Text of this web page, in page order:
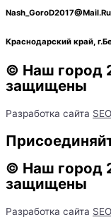
Nash_GoroD2017@Mail.Ru
Краснодарский край,
© Наш город
защищены
Разработка сайта
© Наш город
защищены
Разработка сайта